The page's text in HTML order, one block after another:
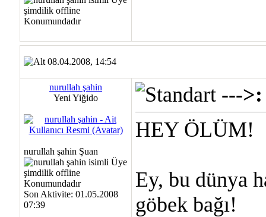
08.04.2008, 14:54
nurullah şahin
Yeni Yiğido
nurullah şahin Şuan
Son Aktivite: 01.05.2008
07:39
---
HEY ÖLÜM!
Ey, bu dünya
göbek bağı!